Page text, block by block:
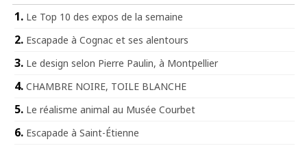
Le Top 10 des expos de la semaine
Escapade à Cognac et ses alentours
Le design selon Pierre Paulin, à Montpellier
CHAMBRE NOIRE, TOILE BLANCHE
Le réalisme animal au Musée Courbet
Escapade à Saint-Étienne